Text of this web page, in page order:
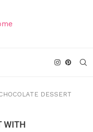
DESSERT
WITH